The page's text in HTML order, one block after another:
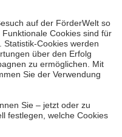
kann, je nach
verschiedene
Bundes- und
Fördermittel des
und